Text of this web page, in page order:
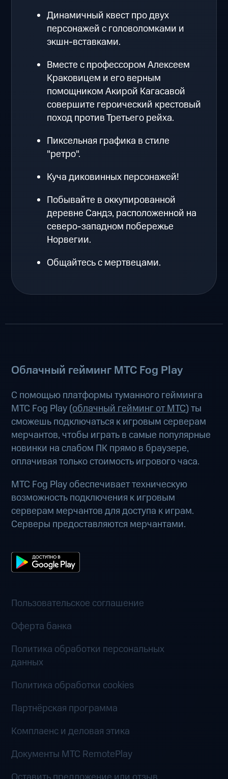
Динамичный квест про двух
персонажей с головоломками и
экшн-вставками.
Вместе с профессором Алексеем
Краковицем и его верным
помощником Акирой Кагасавой
совершите героический крестовый
поход против Третьего рейха.
Пиксельная графика в стиле
"ретро".
Куча диковинных персонажей!
Побывайте в оккупированной
деревне Сандэ, расположенной на
северо-западном побережье
Норвегии.
Общайтесь с мертвецами.
Облачный гейминг МТС Fog Play
С помощью платформы туманного гейминга
МТС Fog Play (облачный гейминг от МТС) ты
сможешь подключаться к игровым серверам
мерчантов, чтобы играть в самые популярные
новинки на слабом ПК прямо в браузере,
оплачивая только стоимость игрового часа.
МТС Fog Play обеспечивает техническую
возможность подключения к игровым
серверам мерчантов для доступа к играм.
Серверы предоставляются мерчантами.
Пользовательское соглашение
Оферта банка
Политика обработки персональных
данных
Политика обработки cookies
Партнёрская программа
Комплаенс и деловая этика
Документы MTC RemotePlay